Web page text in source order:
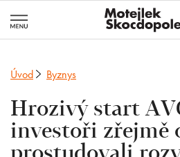
Úvod Byznys
Hrozivý start
investoři zřejmě